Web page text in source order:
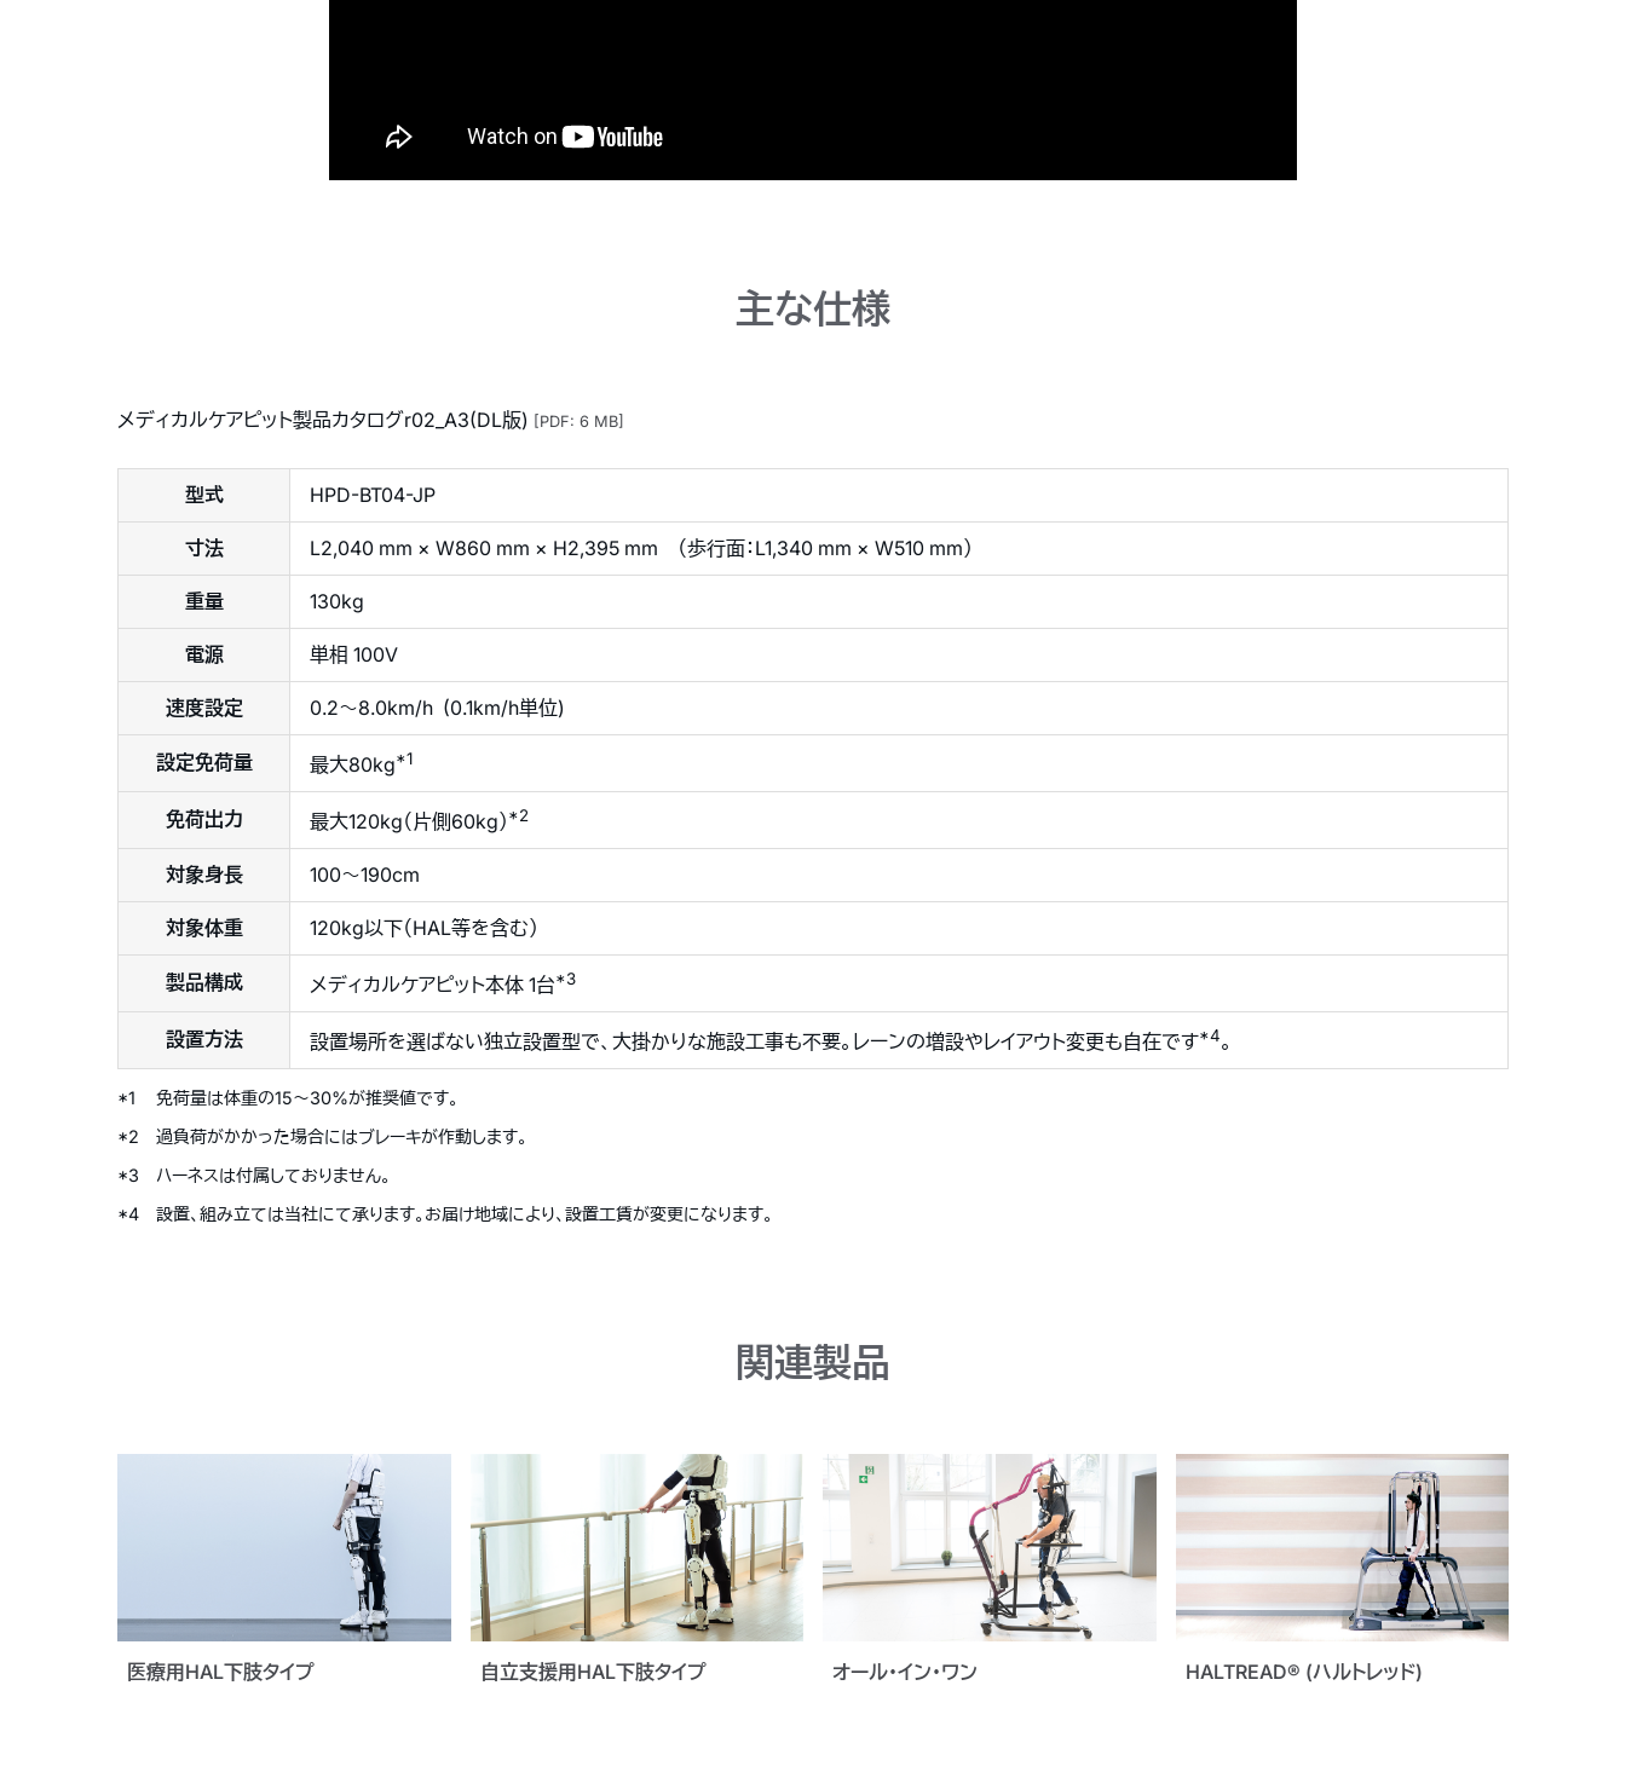
主な仕様
メディカルケアピット製品カタログr02_A3(DL版) [PDF: 6 MB]
型式 HPD-BT04-JP
寸法 L2,040 mm × W860 mm × H2,395 mm （歩行面：L1,340 mm × W510 mm）
重量 130kg
電源 単相 100V
速度設定 0.2〜8.0km/h (0.1km/h単位)
設定免荷量 最大80kg*1
免荷出力 最大120kg（片側60kg）*2
対象身長 100〜190cm
対象体重 120kg以下（HAL等を含む）
製品構成 メディカルケアピット本体 1台*3
設置方法 設置場所を選ばない独立設置型で、大掛かりな施設工事も不要。レーンの増設やレイアウト変更も自在です*4。
*1
免荷量は体重の15〜30%が推奨値です。
*2
過負荷がかかった場合にはブレーキが作動します。
*3
ハーネスは付属しておりません。
*4
設置、組み立ては当社にて承ります。お届け地域により、設置工賃が変更になります。
関連製品
医療用HAL下肢タイプ 自立支援用HAL下肢タイプ オール・イン・ワン HALTREAD® (ハルトレッド)